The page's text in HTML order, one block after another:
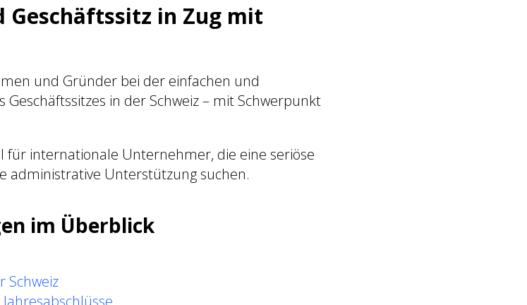
Geschäftssitz in Zug mit
und Gründer bei der einfachen und
in der Schweiz – mit Schwerpunkt
für internationale Unternehmer, die eine seriöse
administrative Unterstützung suchen.
im Überblick
Schweiz